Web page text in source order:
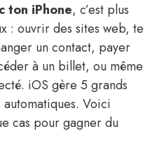
ton iPhone, c’est plus
: ouvrir des sites web, te
un contact, payer
à un billet, ou même
iOS gère 5 grands
Voici
cas pour gagner du